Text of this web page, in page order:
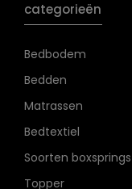
categorieën
Bedbodem
Bedden
Matrassen
Bedtextiel
Soorten boxsprings
Topper